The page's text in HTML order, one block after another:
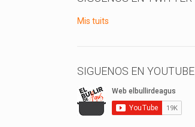
Mis tuits
SIGUENOS EN YOUTUBE